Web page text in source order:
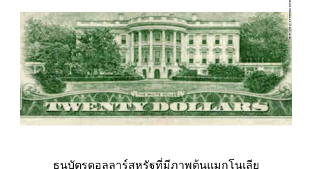
ธนบัตรดอลลาร์สหรัฐที่มีภาพต้นแมกโนเลีย